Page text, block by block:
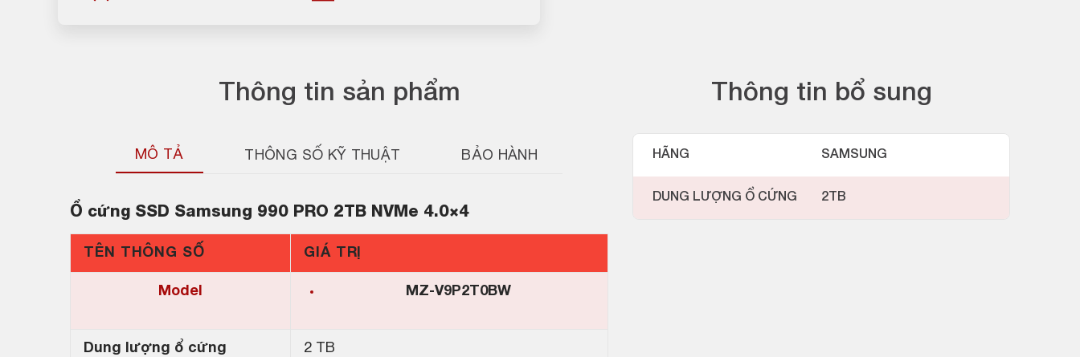
Thông tin sản phẩm
MÔ TẢ THÔNG SỐ KỸ THUẬT BẢO HÀNH
Ổ cứng SSD Samsung 990 PRO 2TB NVMe 4.0×4
TÊN THÔNG SỐ GIÁ TRỊ
Model MZ-V9P2T0BW
Dung lượng ổ cứng 2 TB
Thông tin bổ sung
HÃNG SAMSUNG
DUNG LƯỢNG Ổ CỨNG 2TB